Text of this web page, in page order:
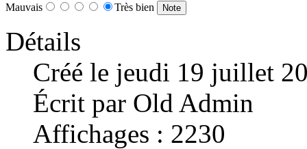
Mauvais Très bien
Détails
Créé le jeudi 19 juillet
Écrit par Old Admin
Affichages : 2230